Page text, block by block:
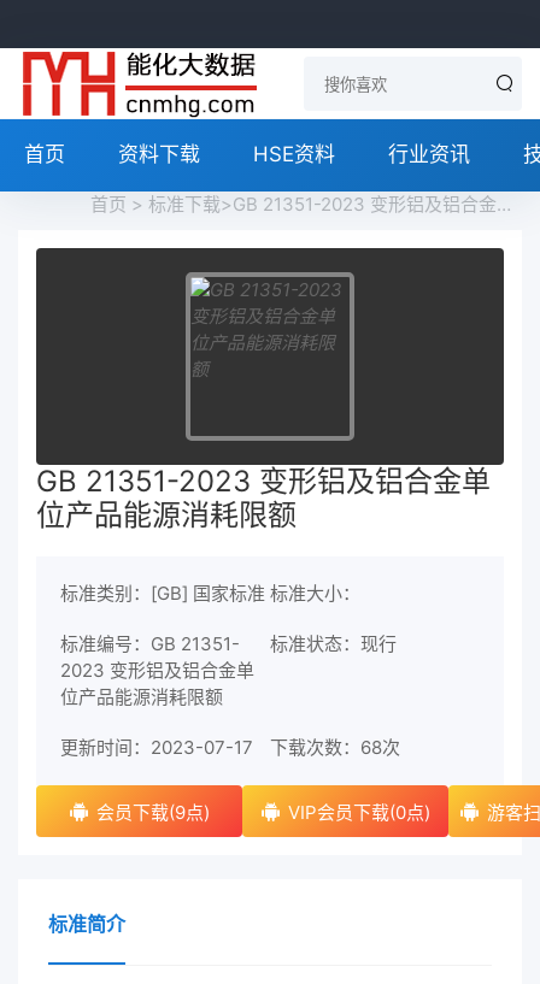
首页 资料下载 HSE资料 行业资讯
首页 > 标准下载>GB 21351-2023 变形铝及铝合金单位产品能源消耗限额免费下载
GB 21351-2023 变形铝及铝合金单
位产品能源消耗限额
标准类别：[GB] 国家标准 标准大小：
标准编号：GB 21351-
2023 变形铝及铝合金单
位产品能源消耗限额
标准状态：现行
更新时间：2023-07-17 下载次数： 68次
会员下载(9点) VIP会员下载(0点) 游客
标准简介